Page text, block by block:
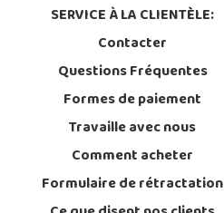
SERVICE À LA CLIENTÈLE:
Contacter
Questions Fréquentes
Formes de paiement
Travaille avec nous
Comment acheter
Formulaire de rétractation